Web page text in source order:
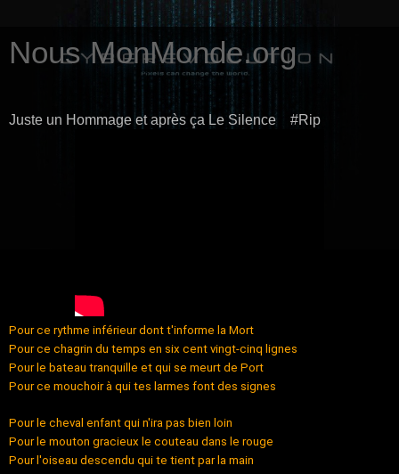
Nous MonMonde.org
Juste un Hommage et après ça Le Silence #Rip
Pour ce rythme inférieur dont t'informe la Mort
Pour ce chagrin du temps en six cent vingt-cinq lignes
Pour le bateau tranquille et qui se meurt de Port
Pour ce mouchoir à qui tes larmes font des signes
Pour le cheval enfant qui n'ira pas bien loin
Pour le mouton gracieux le couteau dans le rouge
Pour l'oiseau descendu qui te tient par la main